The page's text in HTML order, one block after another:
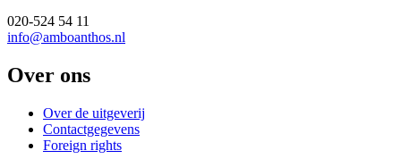
020-524 54 11
info@amboanthos.nl
Over ons
Over de uitgeverij
Contactgegevens
Foreign rights